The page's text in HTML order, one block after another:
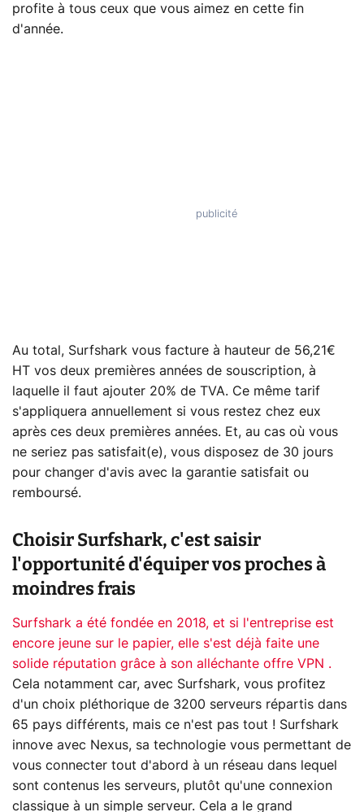
profite à tous ceux que vous aimez en cette fin
d'année.
Au total, Surfshark vous facture à hauteur de 56,21€
HT vos deux premières années de souscription, à
laquelle il faut ajouter 20% de TVA. Ce même tarif
s'appliquera annuellement si vous restez chez eux
après ces deux premières années. Et, au cas où vous
ne seriez pas satisfait(e), vous disposez de 30 jours
pour changer d'avis avec la garantie satisfait ou
remboursé.
Choisir Surfshark, c'est saisir
l'opportunité d'équiper vos proches à
moindres frais
Surfshark a été fondée en 2018, et si l'entreprise est
encore jeune sur le papier, elle s'est déjà faite une
solide réputation grâce à son alléchante offre VPN .
Cela notamment car, avec Surfshark, vous profitez
d'un choix pléthorique de 3200 serveurs répartis dans
65 pays différents, mais ce n'est pas tout ! Surfshark
innove avec Nexus, sa technologie vous permettant de
vous connecter tout d'abord à un réseau dans lequel
sont contenus les serveurs, plutôt qu'une connexion
classique à un simple serveur. Cela a le grand